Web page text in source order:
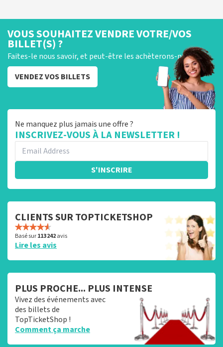
VOUS SOUHAITEZ VENDRE VOTRE/VOS
BILLET(S) ?
Faites-le nous savoir, et peut-être les achèterons-nous !
VENDEZ VOS BILLETS
Ne manquez plus jamais une offre ?
INSCRIVEZ-VOUS À LA NEWSLETTER !
S'INSCRIRE
CLIENTS SUR TOPTICKETSHOP
Basé sur113 242avis
Lire les avis
PLUS PROCHE... PLUS INTENSE
Vivez des événements avec
des billets de
TopTicketShop !
Comment ça marche